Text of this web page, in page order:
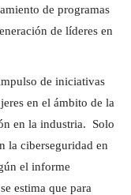
de programas
de líderes en
de iniciativas
en el ámbito de la
en la industria. Solo
la ciberseguridad en
el informe
estima que para